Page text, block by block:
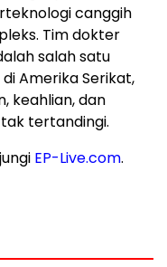
canggih
Tim dokter
salah satu
Amerika Serikat,
keahlian, dan
tertandingi.
EP-Live.com.